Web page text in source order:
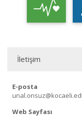
İletişim
E-posta
Web Sayfası